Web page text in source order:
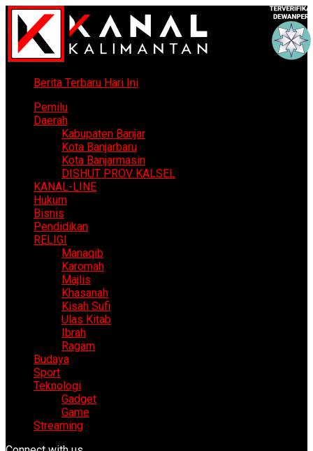
Berita Terbaru Hari Ini
Pemilu
Daerah
Kabupaten Banjar
Kota Banjarbaru
Kota Banjarmasin
DISHUT PROV KALSEL
KANAL-LINE
Hukum
Bisnis
Pendidikan
RELIGI
Manaqib
Karomah
Majlis
Khasanah
Kisah Sufi
Ulas Kitab
Ibrah
Ragam
Budaya
Sport
Teknologi
Gadget
Game
Streaming